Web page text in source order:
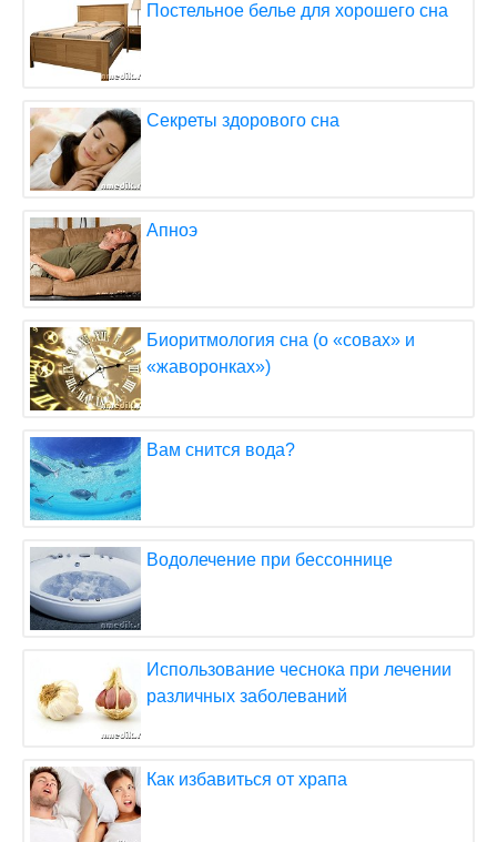
Постельное белье для хорошего сна
Секреты здорового сна
Апноэ
Биоритмология сна (о «совах» и
«жаворонках»)
Вам снится вода?
Водолечение при бессоннице
Использование чеснока при лечении
различных заболеваний
Как избавиться от храпа